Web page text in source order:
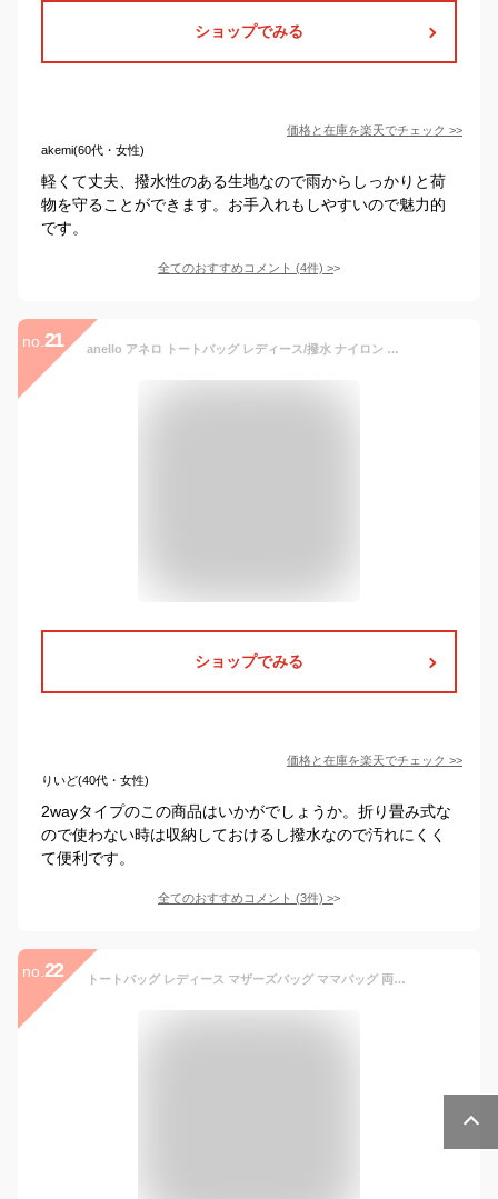
ショップでみる
価格と在庫を楽天でチェック >>
akemi(60代・女性)
軽くて丈夫、撥水性のある生地なので雨からしっかりと荷
物を守ることができます。お手入れもしやすいので魅力的
です。
全てのおすすめコメント (4件) >
no. 21 anello アネロ トートバッグ レディース/撥水 ナイロン パッカブル 2way トートバッグ キャリーオンバッグ 折りたたみ 折り畳み ポケッタブル お買い物バッグ かわいい 可愛い おしゃれ ファスナー付き 大きい 大きめ 大容量 大型 軽い 軽量/AT-C3241 正規品 ブランド
ショップでみる
価格と在庫を楽天でチェック >>
りいど(40代・女性)
2wayタイプのこの商品はいかがでしょうか。折り畳み式な
ので使わない時は収納しておけるし撥水なので汚れにくく
て便利です。
全てのおすすめコメント (3件) >
no. 22 トートバッグ レディース マザーズバッグ ママバッグ 両面撥水 通勤 通学 傘入れ 大きめ ファスナー付き a4 自立 保育園 かわいい 軽い 横 丈夫 韓国 黒 シンプル 幅40cm マチ広め ポケットたくさん 無地